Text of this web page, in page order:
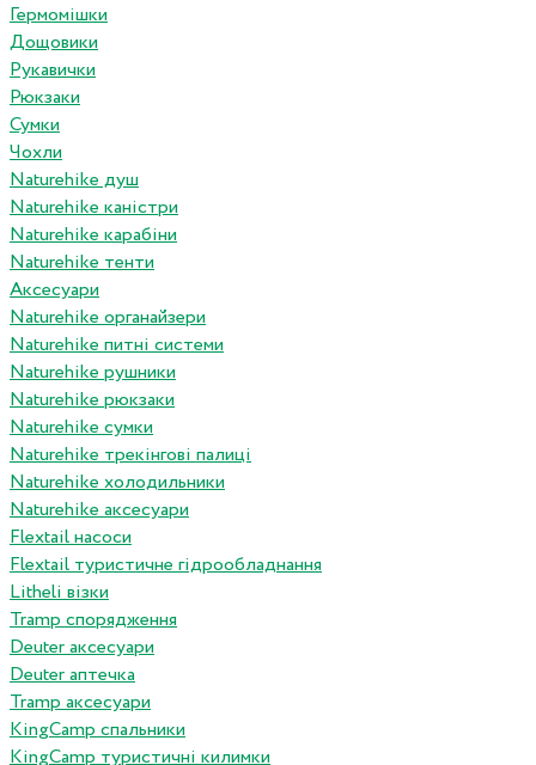
Гермомішки
Дощовики
Рукавички
Рюкзаки
Сумки
Чохли
Naturehike душ
Naturehike каністри
Naturehike карабіни
Naturehike тенти
Аксесуари
Naturehike органайзери
Naturehike питні системи
Naturehike рушники
Naturehike рюкзаки
Naturehike сумки
Naturehike трекінгові палиці
Naturehike холодильники
Naturehike аксесуари
Flextail насоси
Flextail туристичне гідрообладнання
Litheli візки
Tramp спорядження
Deuter аксесуари
Deuter аптечка
Tramp аксесуари
KingCamp спальники
KingCamp туристичні килимки